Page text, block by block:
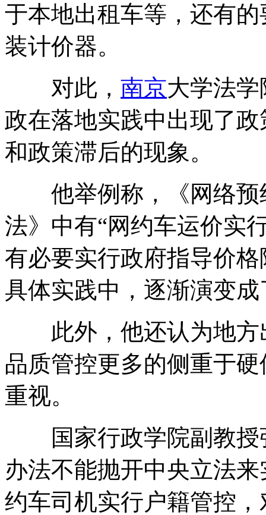
于本地出租车等，还有
装计价器。
对此， 南京大学法
政在落地实践中出现了
和政策滞后的现象。
他举例称，《网络预
法》中有“网约车运价实
有必要实行政府指导价
具体实践中，逐渐演变
此外，他还认为地方
品质管控更多的侧重于
重视。
国家行政学院副教授
办法不能抛开中央立法
约车司机实行户籍管控